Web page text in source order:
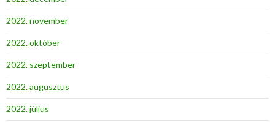
2022. november
2022. október
2022. szeptember
2022. augusztus
2022. július